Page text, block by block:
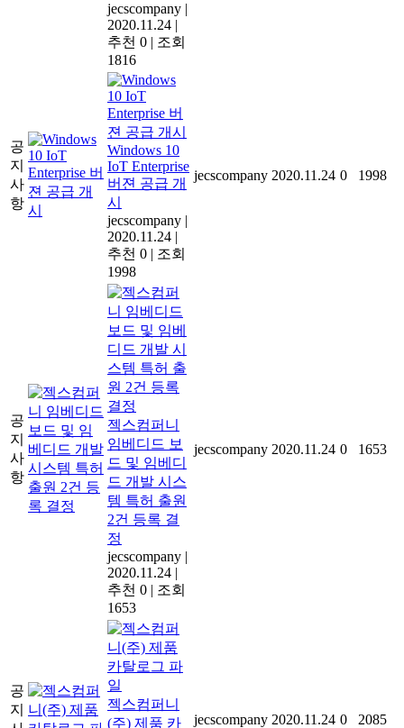
jecscompany |
2020.11.24 |
추천 0 | 조회
1816
공
지
사
항
Windows 10
IoT Enterprise
버젼 공급 개
시
jecscompany |
2020.11.24 |
추천 0 | 조회
1998
jecscompany 2020.11.24 0 1998
공
지
사
항
젝스컴퍼니
임베디드 보
드 및 임베디
드 개발 시스
템 특허 출원
2건 등록 결
정
jecscompany |
2020.11.24 |
추천 0 | 조회
1653
jecscompany 2020.11.24 0 1653
공
지
젝스컴퍼니
(주) 제품 카
jecscompany 2020.11.24 0 2085